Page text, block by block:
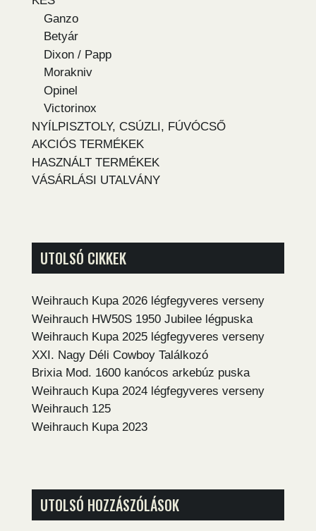
Ganzo
Betyár
Dixon / Papp
Morakniv
Opinel
Victorinox
NYÍLPISZTOLY, CSÚZLI, FÚVÓCSŐ
AKCIÓS TERMÉKEK
HASZNÁLT TERMÉKEK
VÁSÁRLÁSI UTALVÁNY
UTOLSÓ CIKKEK
Weihrauch Kupa 2026 légfegyveres verseny
Weihrauch HW50S 1950 Jubilee légpuska
Weihrauch Kupa 2025 légfegyveres verseny
XXI. Nagy Déli Cowboy Találkozó
Brixia Mod. 1600 kanócos arkebúz puska
Weihrauch Kupa 2024 légfegyveres verseny
Weihrauch 125
Weihrauch Kupa 2023
UTOLSÓ HOZZÁSZÓLÁSOK